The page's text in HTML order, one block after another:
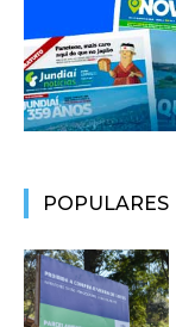
POPULARES